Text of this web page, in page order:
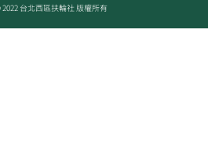
台北西區扶輪社 版權所有